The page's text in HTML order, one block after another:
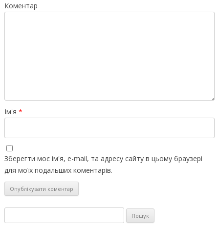
Коментар
Ім'я *
Зберегти моє ім'я, e-mail, та адресу сайту в цьому браузері
для моїх подальших коментарів.